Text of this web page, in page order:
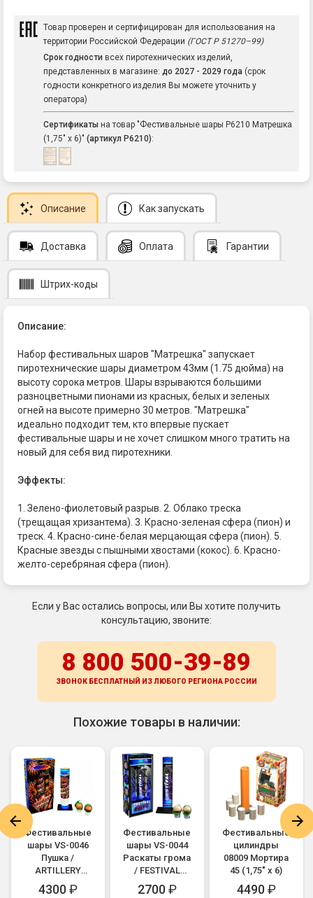
Товар проверен и сертифицирован для использования на
территории Российской Федерации (ГОСТ Р 51270–99)
Срок годности всех пиротехнических изделий,
представленных в магазине: до 2027 - 2029 года (срок
годности конкретного изделия Вы можете уточнить у
оператора)
Сертификаты на товар "Фестивальные шары Р6210 Матрешка
(1,75" х 6)" (артикул Р6210):
Описание Как запускать
Доставка Оплата Гарантии
Штрих-коды
Описание:
Набор фестивальных шаров "Матрешка" запускает
пиротехнические шары диаметром 43мм (1.75 дюйма) на
высоту сорока метров. Шары взрываются большими
разноцветными пионами из красных, белых и зеленых
огней на высоте примерно 30 метров. "Матрешка"
идеально подходит тем, кто впервые пускает
фестивальные шары и не хочет слишком много тратить на
новый для себя вид пиротехники.
Эффекты:
1. Зелено-фиолетовый разрыв. 2. Облако треска
(трещащая хризантема). 3. Красно-зеленая сфера (пион) и
треск. 4. Красно-сине-белая мерцающая сфера (пион). 5.
Красные звезды с пышными хвостами (кокос). 6. Красно-
желто-серебряная сфера (пион).
Если у Вас остались вопросы, или Вы хотите получить
консультацию, звоните:
8 800 500-39-89
ЗВОНОК БЕСПЛАТНЫЙ ИЗ ЛЮБОГО РЕГИОНА РОССИИ
Похожие товары в наличии:
Фестивальные
шары VS-0046
Пушка /
ARTILLERY
SHELLS (2" х 8)
4300₽
Фестивальные
шары VS-0044
Раскаты грома
/ FESTIVAL
BALLS (1,5" х 12)
2700₽
Фестивальные
цилиндры
08009 Мортира
45 (1,75" х 6)
4490₽